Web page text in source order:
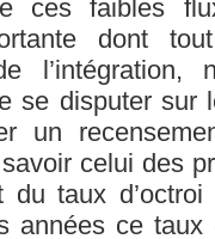
ces faibles
dont
l’intégration,
se disputer sur
un
celui des
du taux
années ce